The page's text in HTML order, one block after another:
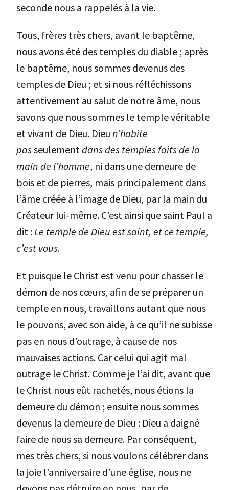
seconde nous a rappelés à la vie.
Tous, frères très chers, avant le baptême,
nous avons été des temples du diable ; après
le baptême, nous sommes devenus des
temples de Dieu ; et si nous réfléchissons
attentivement au salut de notre âme, nous
savons que nous sommes le temple véritable
et vivant de Dieu. Dieu n’habite
passeulement dans des temples faits de la
main de l’homme, ni dans une demeure de
bois et de pierres, mais principalement dans
l’âme créée à l’image de Dieu, par la main du
Créateur lui-même. C’est ainsi que saint Paul a
dit : Le temple de Dieu est saint, et ce temple,
c’est vous.
Et puisque le Christ est venu pour chasser le
démon de nos cœurs, afin de se préparer un
temple en nous, travaillons autant que nous
le pouvons, avec son aide, à ce qu’il ne subisse
pas en nous d’outrage, à cause de nos
mauvaises actions. Car celui qui agit mal
outrage le Christ. Comme je l’ai dit, avant que
le Christ nous eût rachetés, nous étions la
demeure du démon ; ensuite nous sommes
devenus la demeure de Dieu : Dieu a daigné
faire de nous sa demeure. Par conséquent,
mes très chers, si nous voulons célébrer dans
la joie l’anniversaire d’une église, nous ne